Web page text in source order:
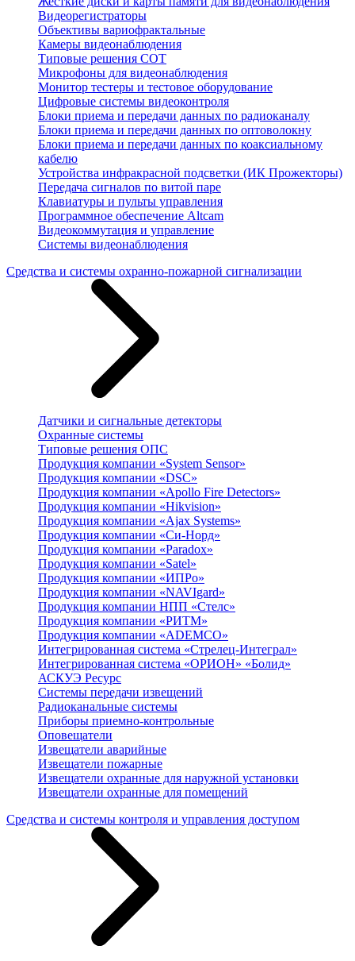
Видеорегистраторы
Объективы вариофрактальные
Камеры видеонаблюдения
Типовые решения СОТ
Микрофоны для видеонаблюдения
Монитор тестеры и тестовое оборудование
Цифровые системы видеоконтроля
Блоки приема и передачи данных по радиоканалу
Блоки приема и передачи данных по оптоволокну
Блоки приема и передачи данных по коаксиальному
кабелю
Устройства инфракрасной подсветки (ИК Прожекторы)
Передача сигналов по витой паре
Клавиатуры и пульты управления
Программное обеспечение Altcam
Видеокоммутация и управление
Системы видеонаблюдения
Средства и системы охранно-пожарной сигнализации
Датчики и сигнальные детекторы
Охранные системы
Типовые решения ОПС
Продукция компании «System Sensor»
Продукция компании «DSC»
Продукция компании «Apollo Fire Detectors»
Продукция компании «Hikvision»
Продукция компании «Ajax Systems»
Продукция компании «Си-Норд»
Продукция компании «Paradox»
Продукция компании «Satel»
Продукция компании «ИПРо»
Продукция компании «NAVIgard»
Продукция компании НПП «Стелс»
Продукция компании «РИТМ»
Продукция компании «ADEMCO»
Интегрированная система «Стрелец-Интеграл»
Интегрированная система «ОРИОН» «Болид»
АСКУЭ Ресурс
Системы передачи извещений
Радиоканальные системы
Приборы приемно-контрольные
Оповещатели
Извещатели аварийные
Извещатели пожарные
Извещатели охранные для наружной установки
Извещатели охранные для помещений
Средства и системы контроля и управления доступом